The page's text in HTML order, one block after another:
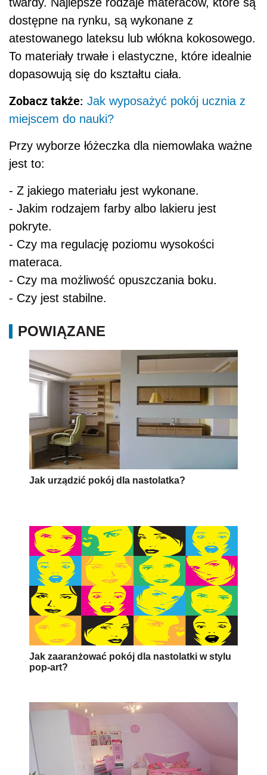
dostępne na rynku, są wykonane z
atestowanego lateksu lub włókna kokosowego.
To materiały trwałe i elastyczne, które idealnie
dopasowują się do kształtu ciała.
Zobacz także: Jak wyposażyć pokój ucznia z
miejscem do nauki?
Przy wyborze łóżeczka dla niemowlaka ważne
jest to:
- Z jakiego materiału jest wykonane.
- Jakim rodzajem farby albo lakieru jest
pokryte.
- Czy ma regulację poziomu wysokości
materaca.
- Czy ma możliwość opuszczania boku.
- Czy jest stabilne.
POWIĄZANE
Jak urządzić pokój dla nastolatka?
Jak zaaranżować pokój dla nastolatki w stylu
pop-art?